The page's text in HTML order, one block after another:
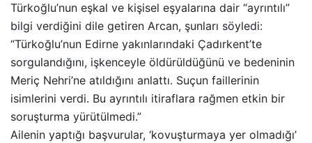
Türkoğlu’nun eşkal ve kişisel eşyalarına dair “ayrıntılı”
bilgi verdiğini dile getiren Arcan, şunları söyledi:
“Türkoğlu’nun Edirne yakınlarındaki Çadırkent’te
sorgulandığını, işkenceyle öldürüldüğünü ve bedeninin
Meriç Nehri’ne atıldığını anlattı. Suçun faillerinin
isimlerini verdi. Bu ayrıntılı itiraflara rağmen etkin bir
soruşturma yürütülmedi.”
Ailenin yaptığı başvurular, ‘kovuşturmaya yer olmadığı’